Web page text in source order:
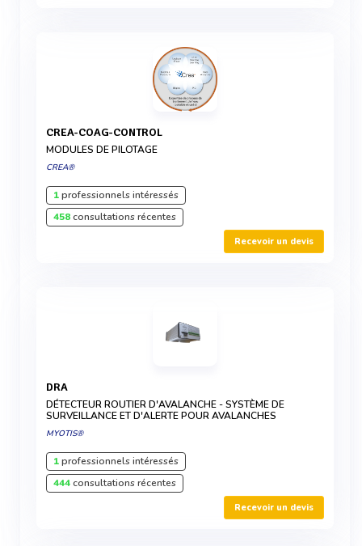
CREA-COAG-CONTROL
MODULES DE PILOTAGE
CREA®
1professionnels intéressés
458consultations récentes
Recevoir un devis
DRA
DÉTECTEUR ROUTIER D'AVALANCHE - SYSTÈME DE
SURVEILLANCE ET D'ALERTE POUR AVALANCHES
MYOTIS®
1professionnels intéressés
444consultations récentes
Recevoir un devis